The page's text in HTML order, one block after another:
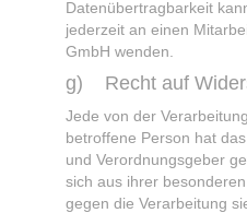
Datenübertragbarkeit
jederzeit an einen
GmbH wenden.
g) Recht auf
Jede von der
betroffene Person hat
und Verordnungsgeber
sich aus ihrer
gegen die Verarbeitung